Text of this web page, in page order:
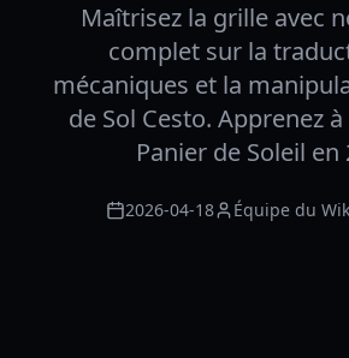
Maîtrisez la grille avec
complet sur la
mécaniques et la
de Sol Cesto. Apprenez
Panier de Soleil en
2026-04-18 Équipe du